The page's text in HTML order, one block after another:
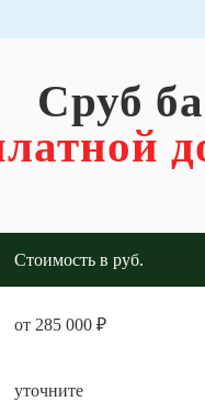
Сруб
Стоимость в руб.
от 285 000 ₽
уточните